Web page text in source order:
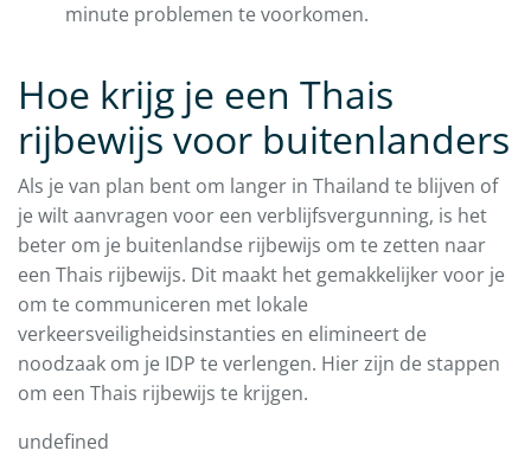
minute problemen te voorkomen.
Hoe krijg je een Thais
rijbewijs voor buitenlanders
Als je van plan bent om langer in Thailand te blijven of
je wilt aanvragen voor een verblijfsvergunning, is het
beter om je buitenlandse rijbewijs om te zetten naar
een Thais rijbewijs. Dit maakt het gemakkelijker voor je
om te communiceren met lokale
verkeersveiligheidsinstanties en elimineert de
noodzaak om je IDP te verlengen. Hier zijn de stappen
om een Thais rijbewijs te krijgen.
undefined